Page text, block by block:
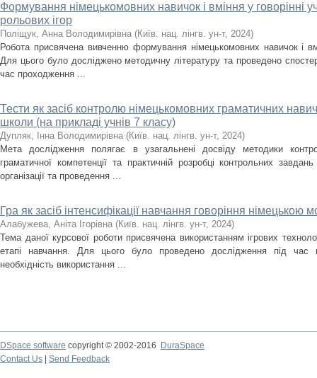
Формування німецькомовних навичок і вміння у говорінні
рольових ігор
Поліщук, Анна Володимирівна (Київ. нац. лінгв. ун-т, 2024)
Робота присвячена вивченню формування німецькомовних навичок і
Для цього було досліджено методичну літературу та проведено
час проходження ...
Тести як засіб контролю німецькомовних граматичних
школи (на прикладі учнів 7 класу)
Дупляк, Інна Володимирівна (Київ. нац. лінгв. ун-т, 2024)
Мета дослідження полягає в узагальнені досвіду методики
граматичної компетенції та практичній розробці контрольних
організації та проведення ...
Гра як засіб інтенсифікації навчання говоріння німецькою
Алабужева, Аніта Ігорівна (Київ. нац. лінгв. ун-т, 2024)
Тема даної курсової роботи присвячена використанням ігрових
етапі навчання. Для цього було проведено дослідження під час
необхідність використання ...
DSpace software copyright © 2002-2016
DuraSpace
Contact Us
Send Feedback